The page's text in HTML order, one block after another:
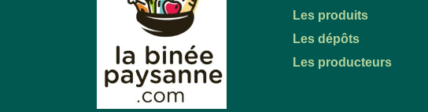
Les produits
Les dépôts
Les producteurs